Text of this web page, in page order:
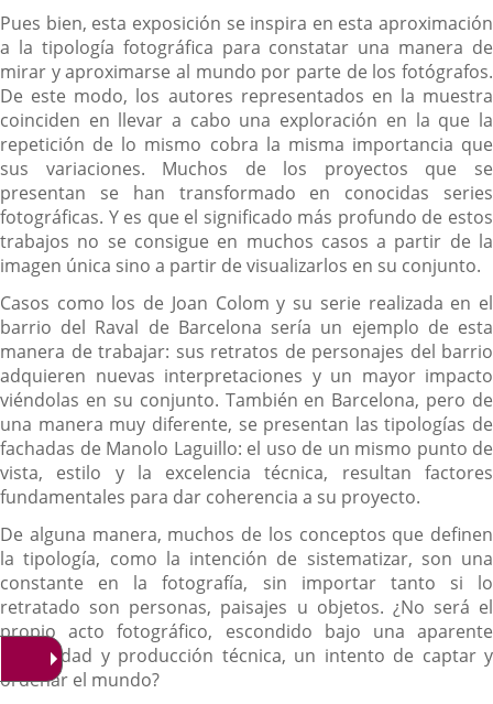
Pues bien, esta exposición se inspira en esta aproximación
a la tipología fotográfica para constatar una manera de
mirar y aproximarse al mundo por parte de los fotógrafos.
De este modo, los autores representados en la muestra
coinciden en llevar a cabo una exploración en la que la
repetición de lo mismo cobra la misma importancia que
sus variaciones. Muchos de los proyectos que se
presentan se han transformado en conocidas series
fotográficas. Y es que el significado más profundo de estos
trabajos no se consigue en muchos casos a partir de la
imagen única sino a partir de visualizarlos en su conjunto.
Casos como los de Joan Colom y su serie realizada en el
barrio del Raval de Barcelona sería un ejemplo de esta
manera de trabajar: sus retratos de personajes del barrio
adquieren nuevas interpretaciones y un mayor impacto
viéndolas en su conjunto. También en Barcelona, pero de
una manera muy diferente, se presentan las tipologías de
fachadas de Manolo Laguillo: el uso de un mismo punto de
vista, estilo y la excelencia técnica, resultan factores
fundamentales para dar coherencia a su proyecto.
De alguna manera, muchos de los conceptos que definen
la tipología, como la intención de sistematizar, son una
constante en la fotografía, sin importar tanto si lo
retratado son personas, paisajes u objetos. ¿No será el
propio acto fotográfico, escondido bajo una aparente
objetividad y producción técnica, un intento de captar y
ordenar el mundo?